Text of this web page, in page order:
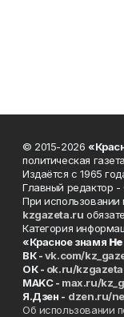
© 2015-2026
политическая
Издаётся с 1965
Главный редактор
При использовании
kzgazeta.ru
Категория
«Красное знамя
ВК -vk.com/
ОК - ok.ru/kzgazeta
MAKC - max.ru/
Я.Дзен - dzen.ru/
Об использовании